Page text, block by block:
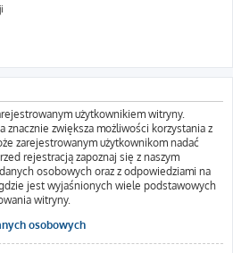
użytkownikiem witryny.
znacznie zwiększa możliwości korzystania z
zarejestrowanym użytkownikom nadać
rejestracją zapoznaj się z naszym
osobowych oraz z odpowiedziami na
jest wyjaśnionych wiele podstawowych
witryny.
osobowych